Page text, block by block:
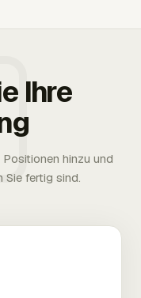
Ihre
Positionen hinzu und
Sie fertig sind.